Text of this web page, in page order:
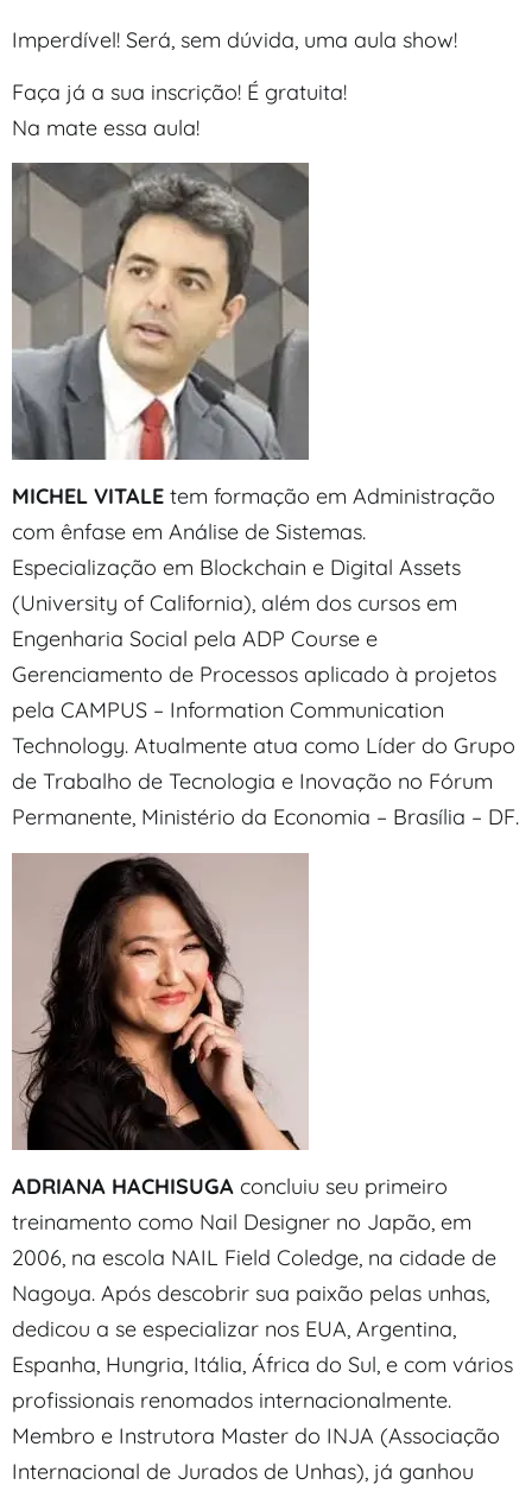
Imperdível! Será, sem dúvida, uma aula show!
Faça já a sua inscrição! É gratuita!
Na mate essa aula!
MICHEL VITALE tem formação em Administração
com ênfase em Análise de Sistemas.
Especialização em Blockchain e Digital Assets
(University of California), além dos cursos em
Engenharia Social pela ADP Course e
Gerenciamento de Processos aplicado à projetos
pela CAMPUS – Information Communication
Technology. Atualmente atua como Líder do Grupo
de Trabalho de Tecnologia e Inovação no Fórum
Permanente, Ministério da Economia – Brasília – DF.
ADRIANA HACHISUGA concluiu seu primeiro
treinamento como Nail Designer no Japão, em
2006, na escola NAIL Field Coledge, na cidade de
Nagoya. Após descobrir sua paixão pelas unhas,
dedicou a se especializar nos EUA, Argentina,
Espanha, Hungria, Itália, África do Sul, e com vários
profissionais renomados internacionalmente.
Membro e Instrutora Master do INJA (Associação
Internacional de Jurados de Unhas), já ganhou